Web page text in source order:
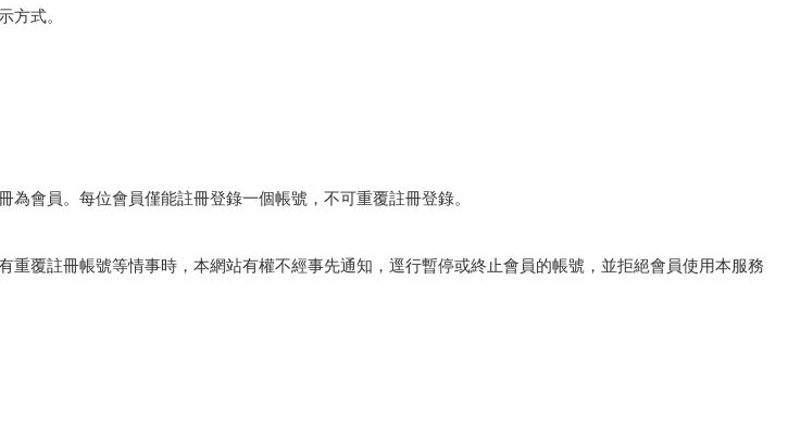
方式。
會員。每位會員僅能註冊登錄一個帳號，不可重覆註冊登錄。
覆註冊帳號等情事時，本網站有權不經事先通知，逕行暫停或終止會員的帳號，並拒絕會員使用本服務